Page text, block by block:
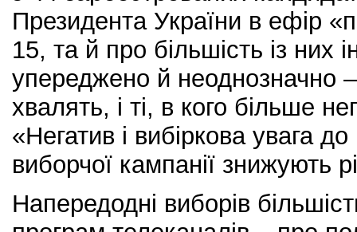
Президента України в ефір
15, та й про більшість із них
упереджено й неоднозначно
хвалять, і ті, в кого більше
«Негатив і вибіркова увага до
виборчої кампанії знижують
Напередодні виборів